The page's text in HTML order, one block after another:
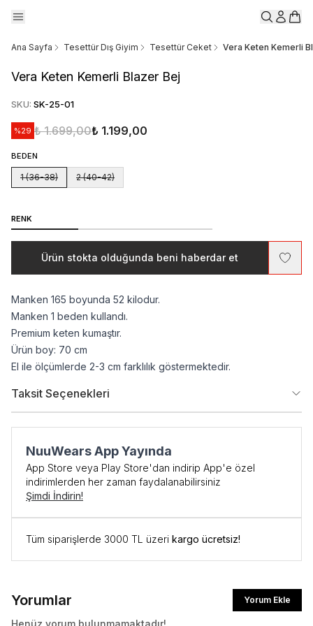
Ana Sayfa Tesettür Dış Giyim Tesettür Ceket Vera Keten Kemerli
Vera Keten Kemerli Blazer Bej
SKU: SK-25-01
%29 ₺ 1.699,00₺ 1.199,00
BEDEN
1 (36-38) 2 (40-42)
RENK
Ürün stokta olduğunda beni haberdar et
Manken 165 boyunda 52 kilodur.
Manken 1 beden kullandı.
Premium keten kumaştır.
Ürün boy: 70 cm
El ile ölçümlerde 2-3 cm farklılık göstermektedir.
Taksit Seçenekleri
NuuWears App Yayında
App Store veya Play Store'dan indirip App'e özel
indirimlerden her zaman faydalanabilirsiniz
Şimdi İndirin!
Tüm siparişlerde 3000 TL üzeri kargo ücretsiz!
Yorumlar Yorum Ekle
Henüz yorum bulunmamaktadır!
İlk Siparişe Özel
İlk siparişte %10 indirim kodunu öğrenmek ve